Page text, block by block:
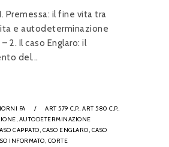
Premessa: il fine vita tra
e autodeterminazione
2. Il caso Englaro: il
del...
FA / ART 579 C.P., ART 580 C.P.,
AUTODETERMINAZIONE
CAPPATO, CASO ENGLARO, CASO
INFORMATO, CORTE